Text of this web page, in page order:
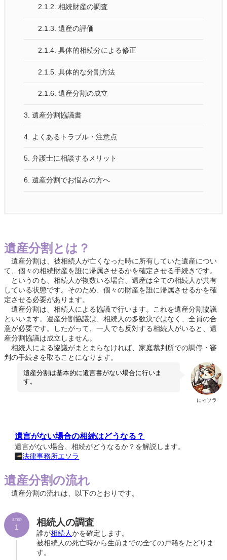
2.1.2. 相続財産の調査
2.1.3. 遺産の評価
2.1.4. 具体的相続分による修正
2.1.5. 具体的な分割方法
2.1.6. 遺産分割の成立
3. 遺産分割協議書
4. よくあるトラブル・注意点
5. 弁護士に相談するメリット
6. 遺産分割でお悩みの方へ
遺産分割とは？
遺産分割は、被相続人が亡くなった時に所有していた遺産につい
て、個々の相続財産を誰に帰属させるかを確定させる手続きです。
というのも、相続人が複数いる場合、遺産は全ての相続人が共有
している状態です。そのため、個々の財産を誰に帰属させるかを確
定させる必要があります。
遺産分割は、相続人による協議で行います。これを遺産分割協議
といいます。遺産分割協議は、相続人の多数決ではなく、全員の合
意が必要です。したがって、一人でも反対する相続人がいると、遺
産分割協議は成立しません。
相続人による協議がまとまらなければ、家庭裁判所での調停・審
判の手続きを取ることになります。
にゃソラ
遺産分割は基本的に遺言書がない場合に行いま
す。
遺言がない場合の相続はどうなる？
遺言がない場合、相続がどうなるか？を解説します。
法律事務所エソラ
遺産分割の流れ
遺産分割の流れは、以下のとおりです。
相続人の調査
誰が相続人かを確定します。
被相続人の死亡時から生前までの全ての戸籍をたどりま
す。
STEP
1